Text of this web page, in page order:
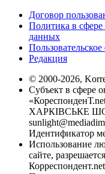
Договор
Политика в
данных
Редакция
© 2000-2026,
Субъект в сфере
ХАРКІВСЬКЕ
Идентификатор
Использование
сайте,